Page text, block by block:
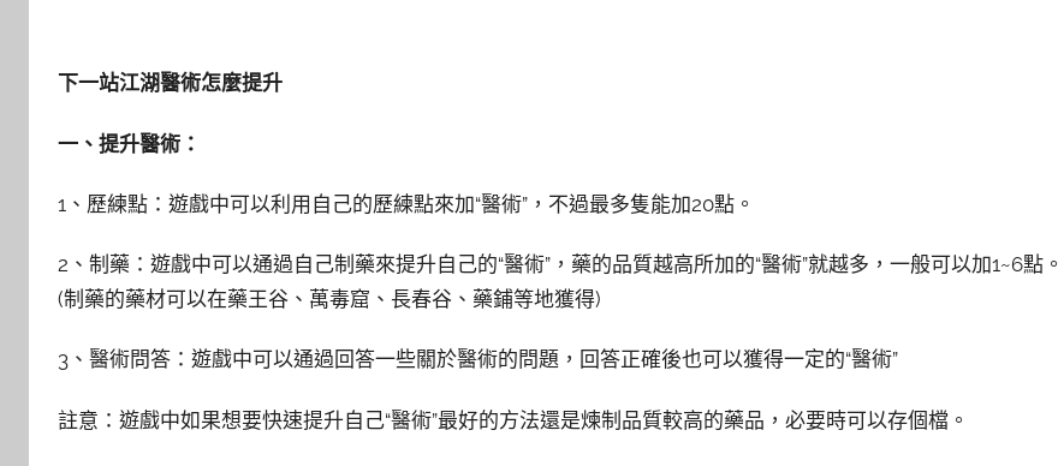
下一站江湖醫術怎麼提升
一、提升醫術：
1、歷練點：遊戲中可以利用自己的歷練點來加“醫術”，不過最多隻能加20點。
2、制藥：遊戲中可以通過自己制藥來提升自己的“醫術”，藥的品質越高所加的“醫術”就越多，一般可以加1~6點。
(制藥的藥材可以在藥王谷、萬毒窟、長春谷、藥鋪等地獲得)
3、醫術問答：遊戲中可以通過回答一些關於醫術的問題，回答正確後也可以獲得一定的“醫術”
註意：遊戲中如果想要快速提升自己“醫術”最好的方法還是煉制品質較高的藥品，必要時可以存個檔。